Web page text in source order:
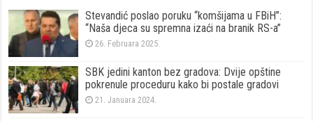
Stevandić poslao poruku “komšijama u FBiH”:
“Naša djeca su spremna izaći na branik RS-a”
26. Februara 2025.
SBK jedini kanton bez gradova: Dvije opštine
pokrenule proceduru kako bi postale gradovi
21. Januara 2024.